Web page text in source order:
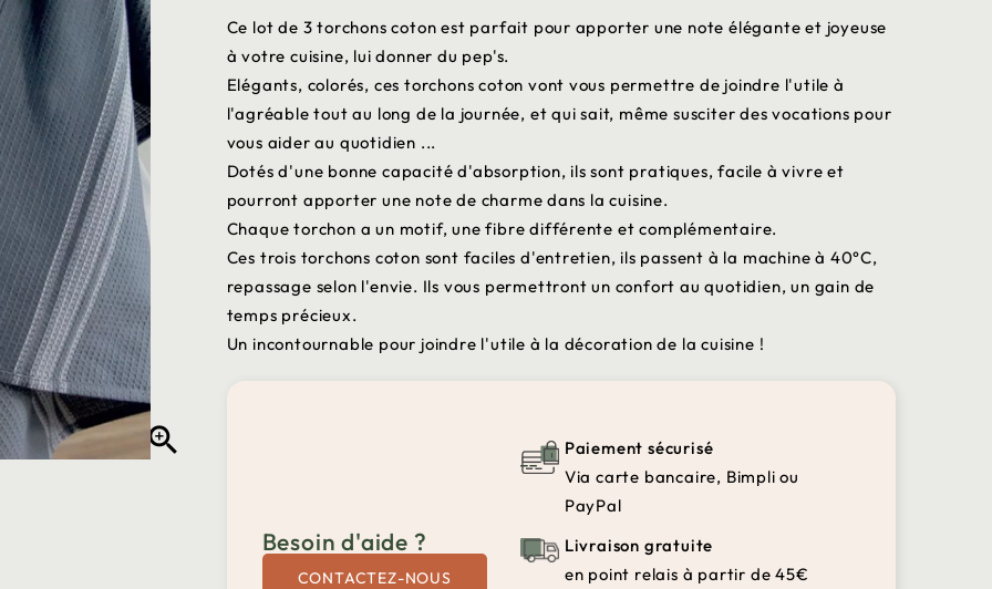

Ce lot de 3 torchons coton est parfait pour apporter une note élégante et joyeuse
à votre cuisine, lui donner du pep's.
Elégants, colorés, ces torchons coton vont vous permettre de joindre l'utile à
l'agréable tout au long de la journée, et qui sait, même susciter des vocations pour
vous aider au quotidien ...
Dotés d'une bonne capacité d'absorption, ils sont pratiques, facile à vivre et
pourront apporter une note de charme dans la cuisine.
Chaque torchon a un motif, une fibre différente et complémentaire.
Ces trois torchons coton sont faciles d'entretien, ils passent à la machine à 40°C,
repassage selon l'envie. Ils vous permettront un confort au quotidien, un gain de
temps précieux.
Un incontournable pour joindre l'utile à la décoration de la cuisine !
Besoin d'aide ?
CONTACTEZ-NOUS
Paiement sécurisé
Via carte bancaire, Bimpli ou
PayPal
Livraison gratuite
en point relais à partir de 45€